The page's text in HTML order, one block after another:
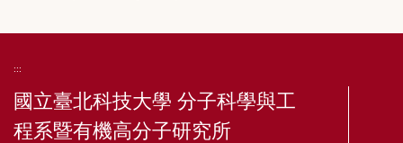
:::
國立臺北科技大學 分子科學與工
程系暨有機高分子研究所